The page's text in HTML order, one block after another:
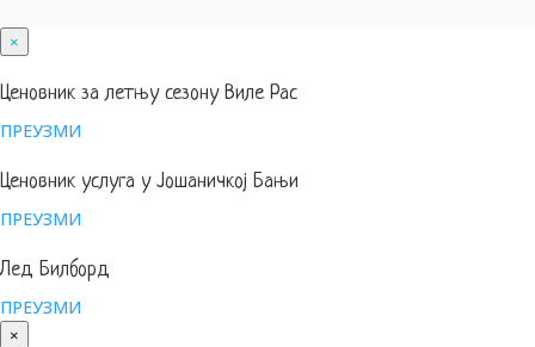
×
Ценовник за летњу сезону Виле Рас
ПРЕУЗМИ
Ценовник услуга у Јошаничкој Бањи
ПРЕУЗМИ
Лед Билборд
ПРЕУЗМИ
×